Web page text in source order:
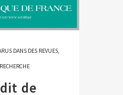
DANS DES REVUES,
de